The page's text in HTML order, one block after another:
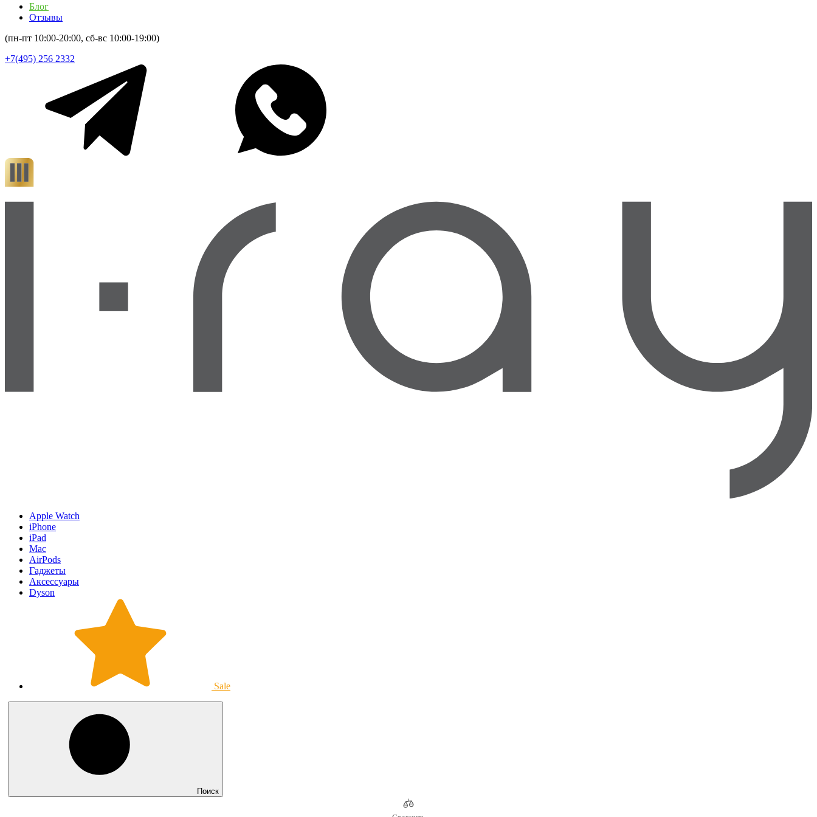
Блог
Отзывы
(пн-пт 10:00-20:00, сб-вс 10:00-19:00)
+7(495) 256 2332
Apple Watch
iPhone
iPad
Mac
AirPods
Гаджеты
Аксессуары
Dyson
Sale
Поиск